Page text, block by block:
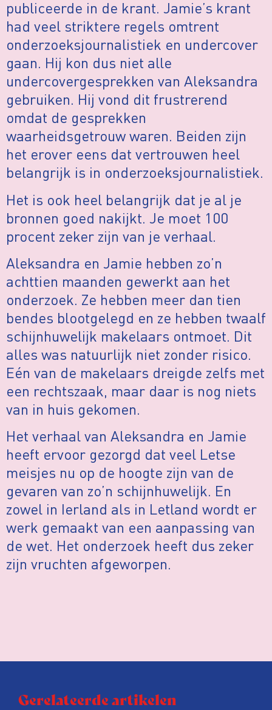
publiceerde in de krant. Jamie’s krant
had veel striktere regels omtrent
onderzoeksjournalistiek en undercover
gaan. Hij kon dus niet alle
undercovergesprekken van Aleksandra
gebruiken. Hij vond dit frustrerend
omdat de gesprekken
waarheidsgetrouw waren. Beiden zijn
het erover eens dat vertrouwen heel
belangrijk is in onderzoeksjournalistiek.
Het is ook heel belangrijk dat je al je
bronnen goed nakijkt. Je moet 100
procent zeker zijn van je verhaal.
Aleksandra en Jamie hebben zo’n
achttien maanden gewerkt aan het
onderzoek. Ze hebben meer dan tien
bendes blootgelegd en ze hebben twaalf
schijnhuwelijk makelaars ontmoet. Dit
alles was natuurlijk niet zonder risico.
Eén van de makelaars dreigde zelfs met
een rechtszaak, maar daar is nog niets
van in huis gekomen.
Het verhaal van Aleksandra en Jamie
heeft ervoor gezorgd dat veel Letse
meisjes nu op de hoogte zijn van de
gevaren van zo’n schijnhuwelijk. En
zowel in Ierland als in Letland wordt er
werk gemaakt van een aanpassing van
de wet. Het onderzoek heeft dus zeker
zijn vruchten afgeworpen.
Gerelateerde artikelen